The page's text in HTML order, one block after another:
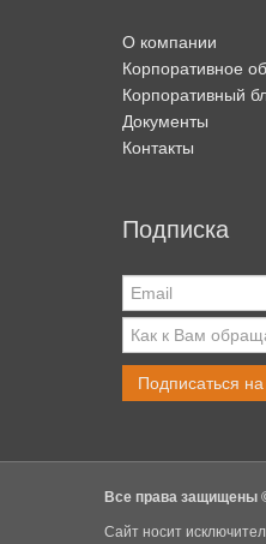
О компании
Корпоративное
Корпоративный
Документы
Контакты
Подписка
Подписаться
Все права защищены
Сайт носит